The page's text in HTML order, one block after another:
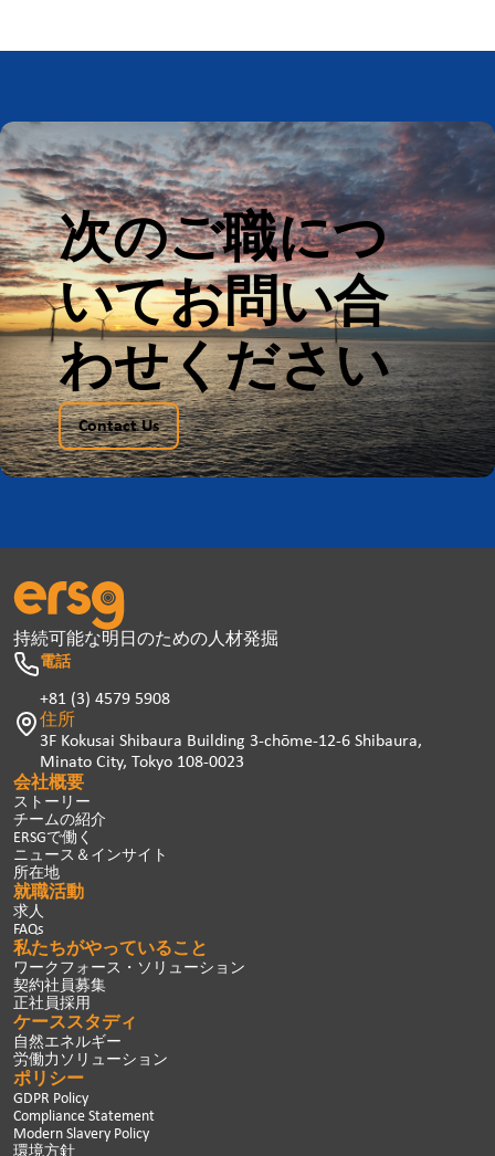
次のご職につ
いてお問い合
わせください
Contact Us
持続可能な明日のための人材発掘
電話
+81 (3) 4579 5908
住所
3F Kokusai Shibaura Building 3-chōme-12-6 Shibaura,
Minato City, Tokyo 108-0023
会社概要
ストーリー
チームの紹介
ERSGで働く
ニュース＆インサイト
所在地
就職活動
求人
FAQs
私たちがやっていること
ワークフォース・ソリューション
契約社員募集
正社員採用
ケーススタディ
自然エネルギー
労働力ソリューション
ポリシー
GDPR Policy
Compliance Statement
Modern Slavery Policy
環境方針